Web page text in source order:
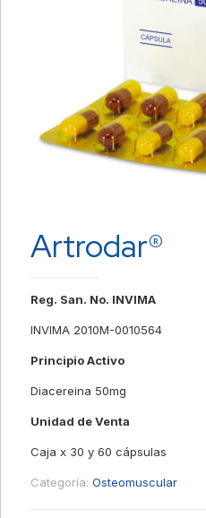
Artrodar®
Reg. San. No. INVIMA
INVIMA 2010M-0010564
Principio Activo
Diacereina 50mg
Unidad de Venta
Caja x 30 y 60 cápsulas
Categoría: Osteomuscular